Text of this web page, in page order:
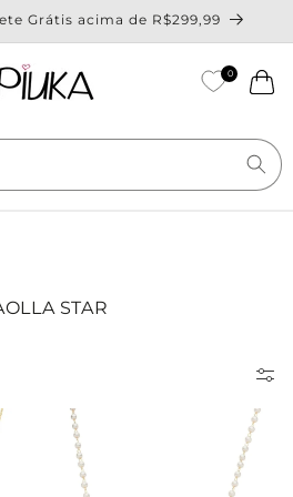
Grátis acima de R$299,99
0Carrinho
STAR